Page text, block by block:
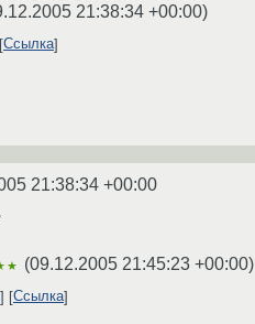
21:38:34 +00:00)
Ссылка
21:38:34 +00:00
(09.12.2005 21:45:23 +00:00)
Ссылка